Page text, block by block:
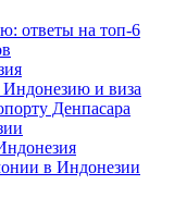
ответы на топ-6
Индонезию и виза
Денпасара
в Индонезии